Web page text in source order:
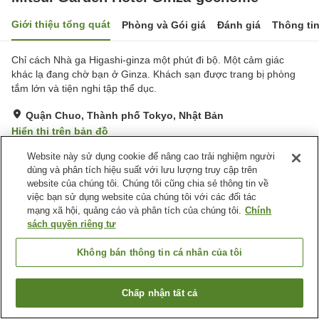
Giới thiệu tổng quát Phòng và Gói giá Đánh giá Thông
Chỉ cách Nhà ga Higashi-ginza một phút đi bộ. Một cảm giác
khác lạ đang chờ bạn ở Ginza. Khách sạn được trang bị phòng
tắm lớn và tiện nghi tập thể dục.
Quận Chuo, Thành phố Tokyo, Nhật Bản
Hiển thị trên bản đồ
Tuyệt vời Đánh giá:373lượt
Tiện nghi chỗ nghỉ
Phòng tập gym
Nhà hàng
Máy bán hàng tự động
Trang chủ Nhật Bản Thành phố Tokyo
Quận Chuo
Mitsui Garden Hotel Ginza-gochome
Tìm phòng trống
Website này sử dụng cookie để nâng cao trải nghiệm người
dùng và phân tích hiệu suất với lưu lượng truy cập trên
website của chúng tôi. Chúng tôi cũng chia sẻ thông tin về
việc bạn sử dụng website của chúng tôi với các đối tác
mạng xã hội, quảng cáo và phân tích của chúng tôi. Chính
sách quyền riêng tư
Không bán thông tin cá nhân của tôi
Chấp nhận tất cả